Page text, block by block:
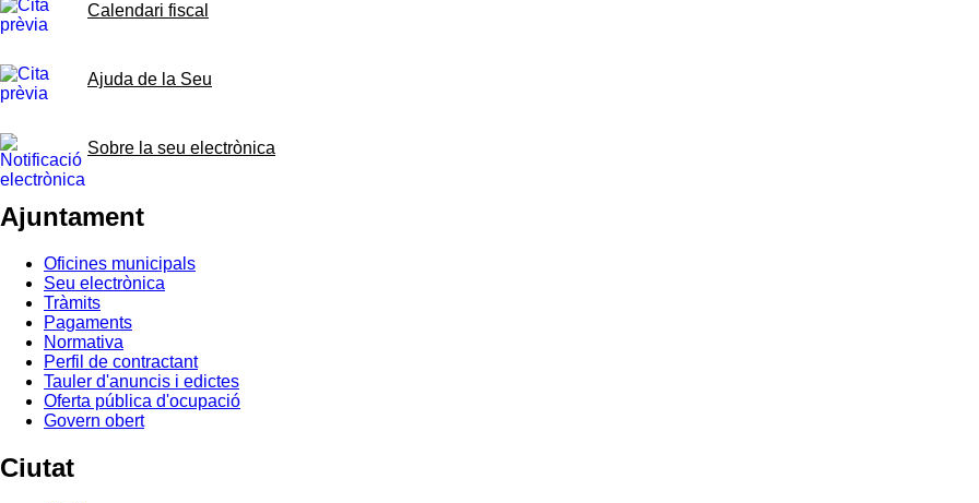
Calendari fiscal
Ajuda de la Seu
Sobre la seu electrònica
Ajuntament
Oficines municipals
Seu electrònica
Tràmits
Pagaments
Normativa
Perfil de contractant
Tauler d'anuncis i edictes
Oferta pública d'ocupació
Govern obert
Ciutat